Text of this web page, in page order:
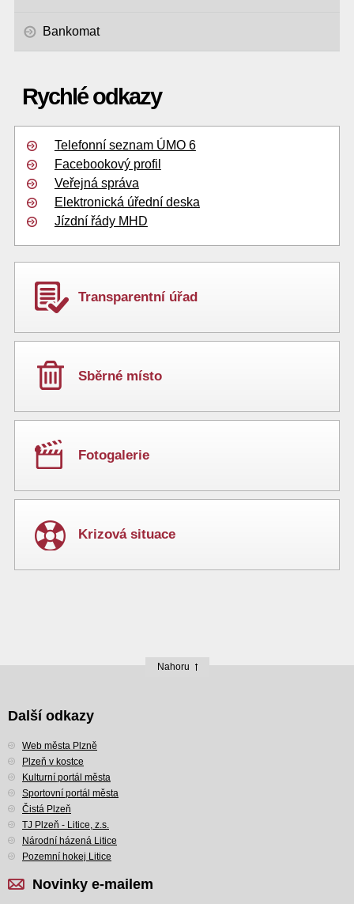
Bankomat
Rychlé odkazy
Telefonní seznam ÚMO 6
Facebookový profil
Veřejná správa
Elektronická úřední deska
Jízdní řády MHD
Transparentní úřad
Sběrné místo
Fotogalerie
Krizová situace
Nahoru
Další odkazy
Web města Plzně
Plzeň v kostce
Kulturní portál města
Sportovní portál města
Čistá Plzeň
TJ Plzeň - Litice, z.s.
Národní házená Litice
Pozemní hokej Litice
Novinky e-mailem